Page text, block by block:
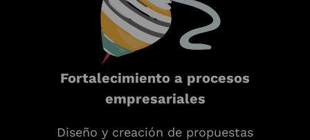
Fortalecimiento a procesos
empresariales
Diseño y creación de propuestas